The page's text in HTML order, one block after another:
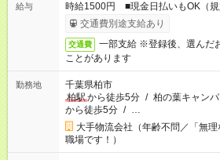
給与
時給1500円 ■現金日払いもOK（規
交通費別途支給あり
交通費
一部支給 ※登録後、選んだ
ことがあります
勤務地
千葉県柏市
柏駅から徒歩5分 / 柏の葉キャン
から徒歩5分 / …
大手物流会社（年齢不問／「無
職場です！）